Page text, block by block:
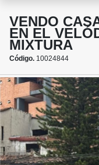
VENDO
EN EL
MIXTURA
Código. 10024844